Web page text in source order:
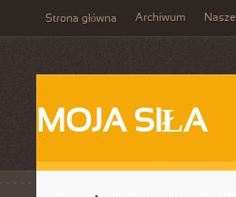
Strona główna Archiwum Nasze
MOJA SIŁA